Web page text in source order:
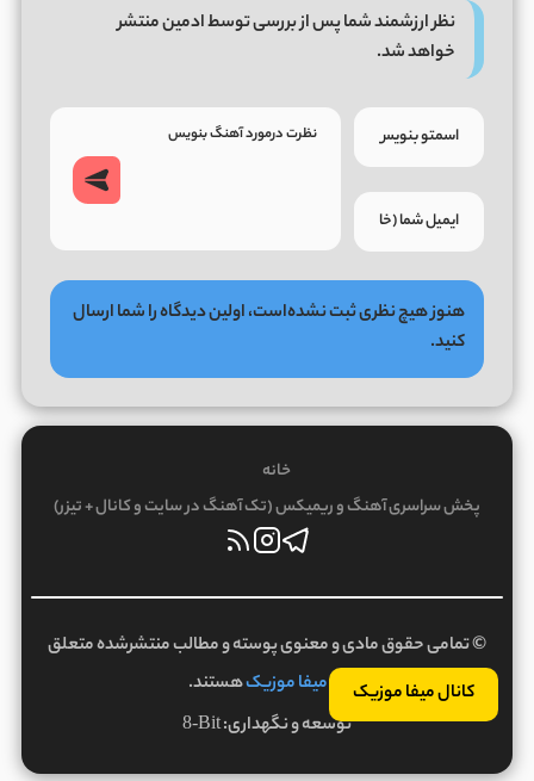
کانال میفا موزیک
نظر ارزشمند شما پس از بررسی توسط ادمین منتشر
خواهد شد.
هنوز هیچ نظری ثبت نشده‌است، اولین دیدگاه را شما ارسال
کنید.
خانه
پخش سراسری آهنگ و ریمیکس (تک آهنگ در سایت و کانال + تیزر)
© تمامی حقوق مادی و معنوی پوسته و مطالب منتشرشده متعلق
بهمیفا موزیکهستند.
توسعه و نگهداری:8-Bit